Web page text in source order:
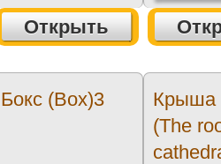
Открыть
Бокс (Box)3
Крыша
(The